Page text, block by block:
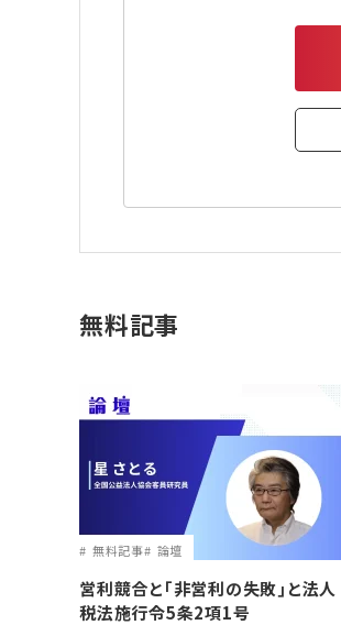
無料記事
無料記事 論壇
営利競合と｢非営利の失敗｣と法人
税法施行令5条2項1号